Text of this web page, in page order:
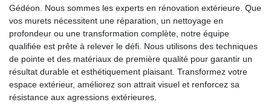
Gédéon. Nous sommes les experts en rénovation extérieure. Que
vos murets nécessitent une réparation, un nettoyage en
profondeur ou une transformation complète, notre équipe
qualifiée est prête à relever le défi. Nous utilisons des techniques
de pointe et des matériaux de première qualité pour garantir un
résultat durable et esthétiquement plaisant. Transformez votre
espace extérieur, améliorez son attrait visuel et renforcez sa
résistance aux agressions extérieures.